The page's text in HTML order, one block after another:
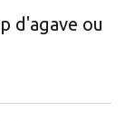
d'agave ou